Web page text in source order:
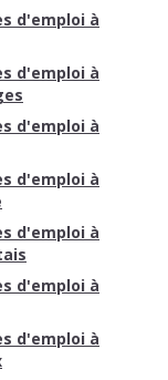
d'emploi à
d'emploi à
d'emploi à
d'emploi à
d'emploi à
d'emploi à
d'emploi à